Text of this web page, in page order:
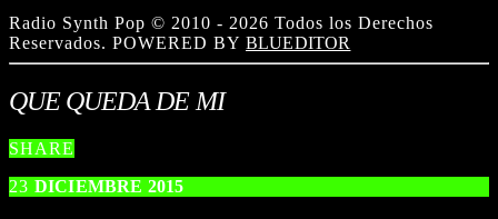
Radio Synth Pop © 2010 - 2026 Todos los Derechos
Reservados. POWERED BY BLUEDITOR
QUE QUEDA DE MI
SHARE
23 DICIEMBRE 2015